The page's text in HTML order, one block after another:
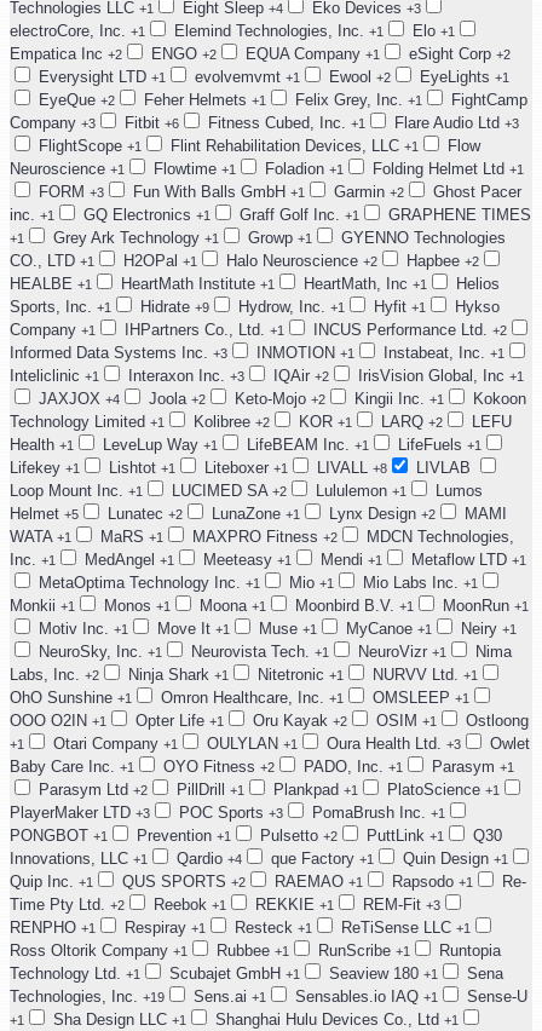
Technologies LLC +1 Eight Sleep +4 Eko Devices +3
electroCore, Inc. +1 Elemind Technologies, Inc. +1 Elo +1
Empatica Inc +2 ENGO +2 EQUA Company +1 eSight Corp +2
Everysight LTD +1 evolvemvmt +1 Ewool +2 EyeLights +1
EyeQue +2 Feher Helmets +1 Felix Grey, Inc. +1
FightCamp
Company +3 Fitbit +6 Fitness Cubed, Inc. +1 Flare Audio Ltd +3
FlightScope +1 Flint Rehabilitation Devices, LLC +1
Flow
Neuroscience +1 Flowtime +1 Foladion +1 Folding Helmet Ltd +1
FORM +3 Fun With Balls GmbH +1 Garmin +2
Ghost Pacer
inc. +1 GQ Electronics +1 Graff Golf Inc. +1 GRAPHENE TIMES
+1 Grey Ark Technology +1 Growp +1
GYENNO Technologies
CO., LTD +1 H2OPal +1 Halo Neuroscience +2 Hapbee +2
HEALBE +1 HeartMath Institute +1 HeartMath, Inc +1
Helios
Sports, Inc. +1 Hidrate +9 Hydrow, Inc. +1 Hyfit +1
Hykso
Company +1 IHPartners Co., Ltd. +1 INCUS Performance Ltd. +2
Informed Data Systems Inc. +3 INMOTION +1 Instabeat, Inc. +1
Inteliclinic +1 Interaxon Inc. +3 IQAir +2 IrisVision Global, Inc +1
JAXJOX +4 Joola +2 Keto-Mojo +2 Kingii Inc. +1
Kokoon
Technology Limited +1 Kolibree +2 KOR +1 LARQ +2
LEFU
Health +1 LeveLup Way +1 LifeBEAM Inc. +1 LifeFuels +1
Lifekey +1 Lishtot +1 Liteboxer +1 LIVALL +8
LIVLAB
Loop Mount Inc. +1 LUCIMED SA +2 Lululemon +1
Lumos
Helmet +5 Lunatec +2 LunaZone +1 Lynx Design +2
MAMI
WATA +1 MaRS +1 MAXPRO Fitness +2
MDCN Technologies,
Inc. +1 MedAngel +1 Meeteasy +1 Mendi +1 Metaflow LTD +1
MetaOptima Technology Inc. +1 Mio +1 Mio Labs Inc. +1
Monkii +1 Monos +1 Moona +1 Moonbird B.V. +1 MoonRun +1
Motiv Inc. +1 Move It +1 Muse +1 MyCanoe +1 Neiry +1
NeuroSky, Inc. +1 Neurovista Tech. +1 NeuroVizr +1
Nima
Labs, Inc. +2 Ninja Shark +1 Nitetronic +1 NURVV Ltd. +1
OhO Sunshine +1 Omron Healthcare, Inc. +1 OMSLEEP +1
OOO O2IN +1 Opter Life +1 Oru Kayak +2 OSIM +1 Ostloong
+1 Otari Company +1 OULYLAN +1 Oura Health Ltd. +3
Owlet
Baby Care Inc. +1 OYO Fitness +2 PADO, Inc. +1 Parasym +1
Parasym Ltd +2 PillDrill +1 Plankpad +1 PlatoScience +1
PlayerMaker LTD +3 POC Sports +3 PomaBrush Inc. +1
PONGBOT +1 Prevention +1 Pulsetto +2 PuttLink +1
Q30
Innovations, LLC +1 Qardio +4 que Factory +1 Quin Design +1
Quip Inc. +1 QUS SPORTS +2 RAEMAO +1 Rapsodo +1
Re-
Time Pty Ltd. +2 Reebok +1 REKKIE +1 REM-Fit +3
RENPHO +1 Respiray +1 Resteck +1 ReTiSense LLC +1
Ross Oltorik Company +1 Rubbee +1 RunScribe +1
Runtopia
Technology Ltd. +1 Scubajet GmbH +1 Seaview 180 +1
Sena
Technologies, Inc. +19 Sens.ai +1 Sensables.io IAQ +1 Sense-U
+1 Sha Design LLC +1 Shanghai Hulu Devices Co., Ltd +1